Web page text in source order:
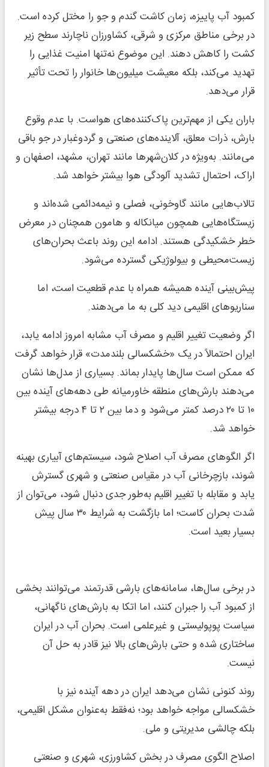
کمبود آب پاییزه، زمان کاشت گندم و جو را مختل کرده است.
در برخی مناطق مرکزی و شرقی، کشاورزان ناچارند سطح زیر
کشت را کاهش دهند. این موضوع نه‌تنها امنیت غذایی را
تهدید می‌کند، بلکه معیشت میلیون‌ها خانوار را تحت تأثیر
قرار می‌دهد.
باران یکی از مهم‌ترین پاک‌کننده‌های هواست. با عدم وقوع
بارش، ذرات معلق، آلاینده‌های صنعتی و گردوغبار در جو باقی
می‌مانند. به‌ویژه در کلان‌شهرها مانند تهران، مشهد، اصفهان و
اراک، احتمال تشدید آلودگی هوا بیشتر خواهد شد.
تالاب‌هایی مانند گاوخونی، فصلی و نیمه‌دائمی شده‌اند و
زیستگاه‌هایی همچون میانکاله و هامون همچنان در معرض
خطر خشکیدگی هستند. ادامه این روند باعث بحران‌های
زیست‌محیطی و بیولوژیکی گسترده می‌شود.
پیش‌بینی آینده همیشه همراه با عدم قطعیت است، اما
سناریوهای اقلیمی دید کلی به ما می‌دهند.
اگر وضعیت تغییر اقلیم و مصرف آب مشابه امروز ادامه یابد،
ایران احتمالاً در یک «خشکسالی بلندمدت» قرار خواهد گرفت
که ممکن است سال‌ها پایدار بماند. بسیاری از مدل‌ها نشان
می‌دهند بارش‌های منطقه خاورمیانه طی دهه‌های آینده بین
۱۰ تا ۲۰ درصد کمتر می‌شود و دما بین ۲ تا ۴ درجه بیشتر
خواهد شد.
اگر الگوهای مصرف آب اصلاح شود، سیستم‌های آبیاری بهینه
شوند، بازچرخانی آب در مقیاس صنعتی و شهری گسترش
یابد و مقابله با تغییر اقلیم به‌طور جدی دنبال شود، می‌توان از
شدت بحران کاست؛ اما بازگشت به شرایط ۳۰ سال پیش
بسیار بعید است.
در برخی سال‌ها، سامانه‌های بارشی قدرتمند می‌توانند بخشی
از کمبود آب را جبران کنند، اما اتکا به بارش‌های ناگهانی،
سیاست پوپولیستی و غیرعلمی است. بحران آب در ایران
ساختاری شده و حتی بارش‌های بالا نیز قادر به حل آن
نیست.
روند کنونی نشان می‌دهد ایران در دهه آینده نیز با
خشکسالی مواجه خواهد بود؛ نه‌فقط به‌عنوان مشکل اقلیمی،
بلکه چالشی مدیریتی و ملی.
اصلاح الگوی مصرف در بخش کشاورزی، شهری و صنعتی